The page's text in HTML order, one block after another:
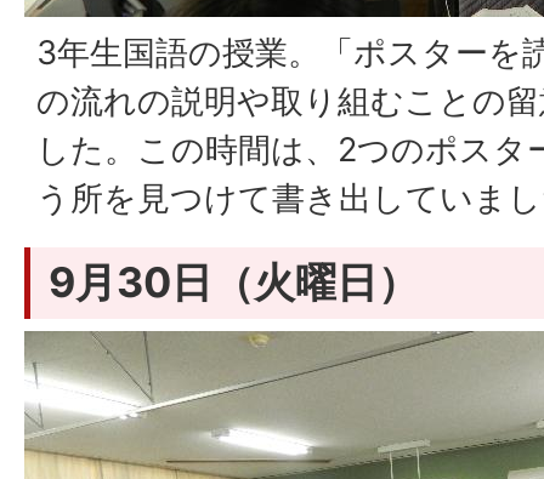
3年生国語の授業。「ポスターを
の流れの説明や取り組むことの
した。この時間は、2つのポスタ
う所を見つけて書き出していま
9月30日（火曜日）